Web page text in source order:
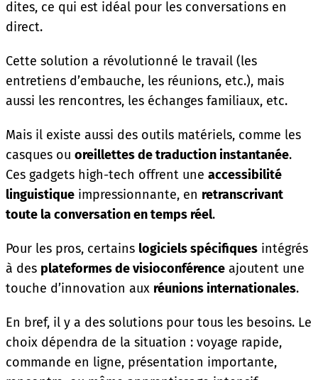
dites, ce qui est idéal pour les conversations en
direct.
Cette solution a révolutionné le travail (les
entretiens d’embauche, les réunions, etc.), mais
aussi les rencontres, les échanges familiaux, etc.
Mais il existe aussi des outils matériels, comme les
casques ou oreillettes de traduction instantanée.
Ces gadgets high-tech offrent une accessibilité
linguistique impressionnante, en retranscrivant
toute la conversation en temps réel.
Pour les pros, certains logiciels spécifiques intégrés
à des plateformes de visioconférence ajoutent une
touche d’innovation aux réunions internationales.
En bref, il y a des solutions pour tous les besoins. Le
choix dépendra de la situation : voyage rapide,
commande en ligne, présentation importante,